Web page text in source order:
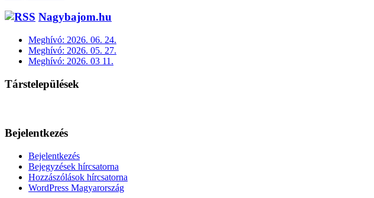
Nagybajom.hu
Meghívó: 2026. 06. 24.
Meghívó: 2026. 05. 27.
Meghívó: 2026. 03 11.
Társtelepülések
Bejelentkezés
Bejelentkezés
Bejegyzések hírcsatorna
Hozzászólások hírcsatorna
WordPress Magyarország